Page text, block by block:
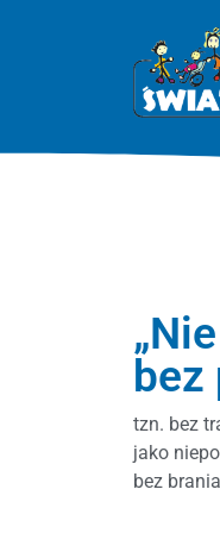
tzn. bez
jako
bez